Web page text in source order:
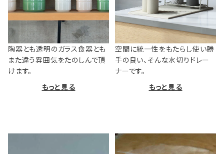
陶器とも透明のガラス食器とも
また違う雰囲気をたのしんで頂
けます。
もっと見る
空間に統一性をもたらし使い勝
手の良い、そんな水切りドレー
ナーです。
もっと見る